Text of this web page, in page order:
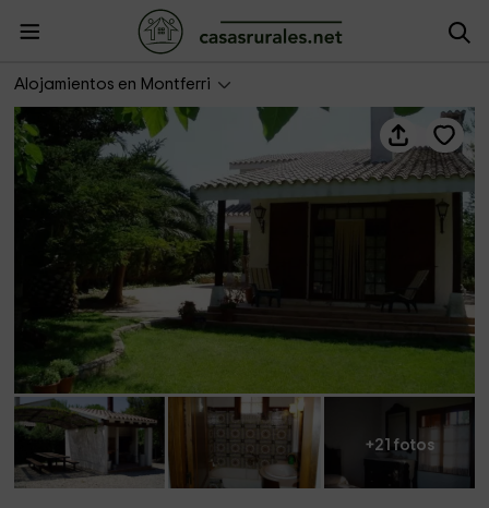
Alojamientos en Montferri
Casa Rural Eucaliptus
+21 fotos